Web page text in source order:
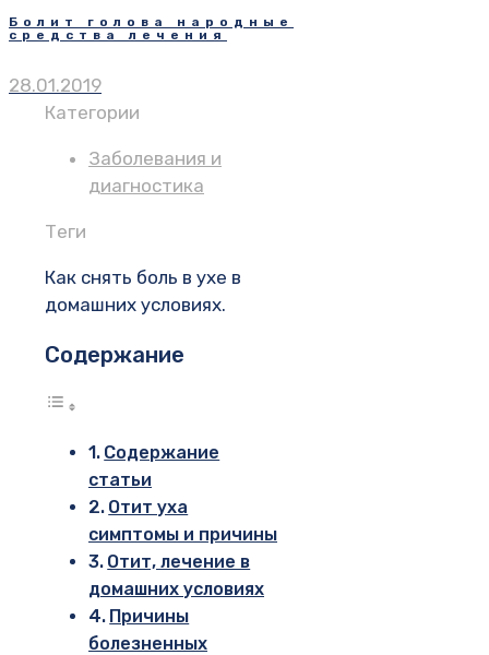
Болит голова народные
средства лечения
28.01.2019
Категории
Заболевания и
диагностика
Теги
Как снять боль в ухе в
домашних условиях.
Содержание
Содержание
статьи
Отит уха
симптомы и причины
Отит, лечение в
домашних условиях
Причины
болезненных